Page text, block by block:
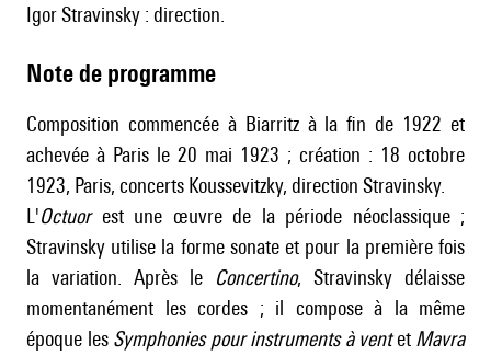
Igor Stravinsky : direction.
Note de programme
Composition commencée à Biarritz à la fin de 1922 et
achevée à Paris le 20 mai 1923 ; création : 18 octobre
1923, Paris, concerts Koussevitzky, direction Stravinsky.
L'Octuorest une œuvre de la période néoclassique ;
Stravinsky utilise la forme sonate et pour la première fois
la variation. Après le Concertino, Stravinsky délaisse
momentanément les cordes ; il compose à la même
époque les Symphonies pour instruments à ventet Mavra